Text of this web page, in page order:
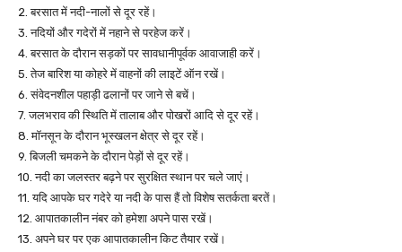
2. बरसात में नदी-नालों से दूर रहें।
3. नदियों और गदेरों में नहाने से परहेज करें।
4. बरसात के दौरान सड़कों पर सावधानीपूर्वक आवाजाही करें।
5. तेज बारिश या कोहरे में वाहनों की लाइटें ऑन रखें।
6. संवेदनशील पहाड़ी ढलानों पर जाने से बचें।
7. जलभराव की स्थिति में तालाब और पोखरों आदि से दूर रहें।
8. मॉनसून के दौरान भूस्खलन क्षेत्र से दूर रहें।
9. बिजली चमकने के दौरान पेड़ों से दूर रहें।
10. नदी का जलस्तर बढ़ने पर सुरक्षित स्थान पर चले जाएं।
11. यदि आपके घर गदेरे या नदी के पास हैं तो विशेष सतर्कता बरतें।
12. आपातकालीन नंबर को हमेशा अपने पास रखें।
13. अपने घर पर एक आपातकालीन किट तैयार रखें।